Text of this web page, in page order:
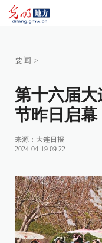
要闻 >
第十六届
节昨日启幕
来源： 大连日报
2024-04-19 09:22